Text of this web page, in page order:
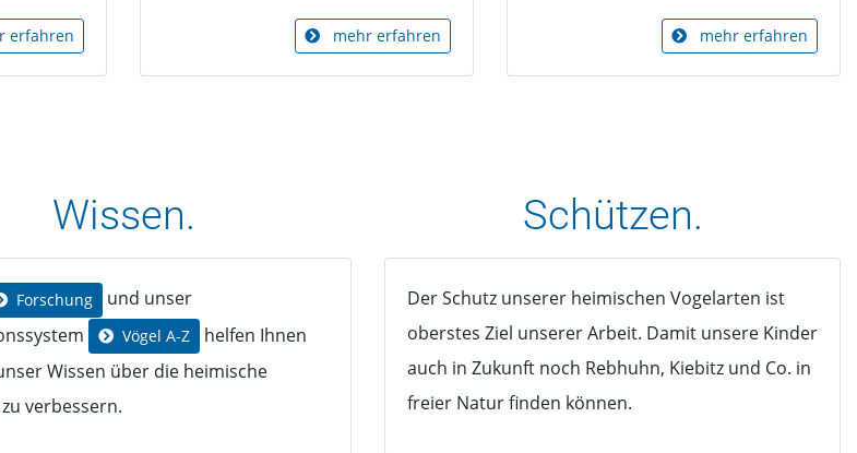
erfahren mehr erfahren mehr erfahren
Wissen.
Forschung
und unser
Vögel A-Z
helfen Ihnen
Wissen über die heimische
verbessern.
Schützen.
Der Schutz unserer heimischen Vogelarten ist
oberstes Ziel unserer Arbeit. Damit unsere Kinder
auch in Zukunft noch Rebhuhn, Kiebitz und Co. in
freier Natur finden können.